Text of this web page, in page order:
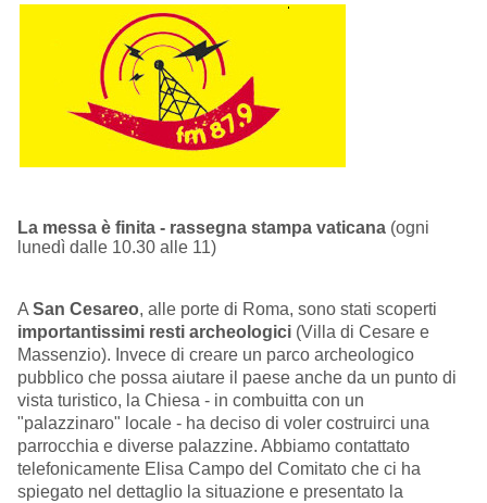
La messa è finita - rassegna stampa vaticana (ogni
lunedì dalle 10.30 alle 11)
A San Cesareo, alle porte di Roma, sono stati scoperti
importantissimi resti archeologici (Villa di Cesare e
Massenzio). Invece di creare un parco archeologico
pubblico che possa aiutare il paese anche da un punto di
vista turistico, la Chiesa - in combuitta con un
"palazzinaro" locale - ha deciso di voler costruirci una
parrocchia e diverse palazzine. Abbiamo contattato
telefonicamente Elisa Campo del Comitato che ci ha
spiegato nel dettaglio la situazione e presentato la